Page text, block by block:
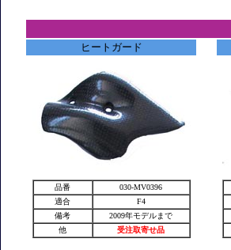
ヒートガード
品番
030-MV0396
適合
F4
備考
2009年モデルまで
他
受注取寄せ品